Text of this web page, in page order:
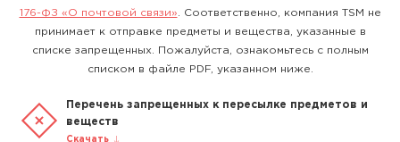
176-ФЗ «О почтовой связи» . Соответственно, компания TSM не
принимает к отправке предметы и вещества, указанные в
списке запрещенных. Пожалуйста, ознакомьтесь с полным
списком в файле PDF, указанном ниже.
Перечень запрещенных к пересылке предметов и
веществ
Скачать